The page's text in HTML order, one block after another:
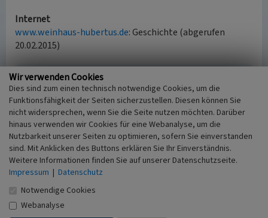
Internet
www.weinhaus-hubertus.de: Geschichte (abgerufen
20.02.2015)
Literatur
Gniffke, Manfred; Otto, Werner (2012) Koblenz.
Gudensberg-Gleichen.
Kleber, Hans-Peter; Koelger, Michael; Schmidt,
Hans Joseph (1997) Koblenz. Gestern und heute -
eine Gegenüberstellung. Koblenz.
Weinstube „Zum Hubertus“ in Koblenz
Wir verwenden Cookies
Dies sind zum einen technisch notwendige Cookies, um die
Funktionsfähigkeit der Seiten sicherzustellen. Diesen können Sie
nicht widersprechen, wenn Sie die Seite nutzen möchten. Darüber
hinaus verwenden wir Cookies für eine Webanalyse, um die
Nutzbarkeit unserer Seiten zu optimieren, sofern Sie einverstanden
sind. Mit Anklicken des Buttons erklären Sie Ihr Einverständnis.
Weitere Informationen finden Sie auf unserer Datenschutzseite.
Impressum | Datenschutz
Notwendige Cookies
Webanalyse